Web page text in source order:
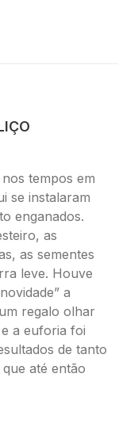
tempos em
se instalaram
enganados.
as
as sementes
leve. Houve
a
regalo olhar
a euforia foi
de tanto
até então